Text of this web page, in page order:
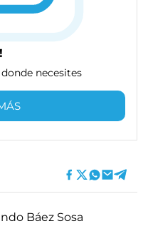
necesites
Báez Sosa